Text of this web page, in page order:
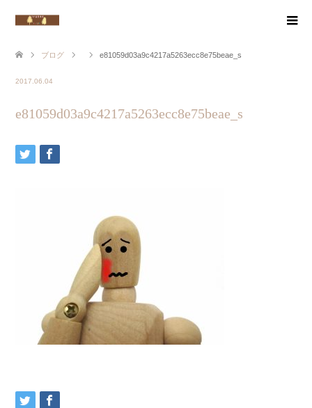
ブログ e81059d03a9c4217a5263ecc8e75beae_s
2017.06.04
e81059d03a9c4217a5263ecc8e75beae_s